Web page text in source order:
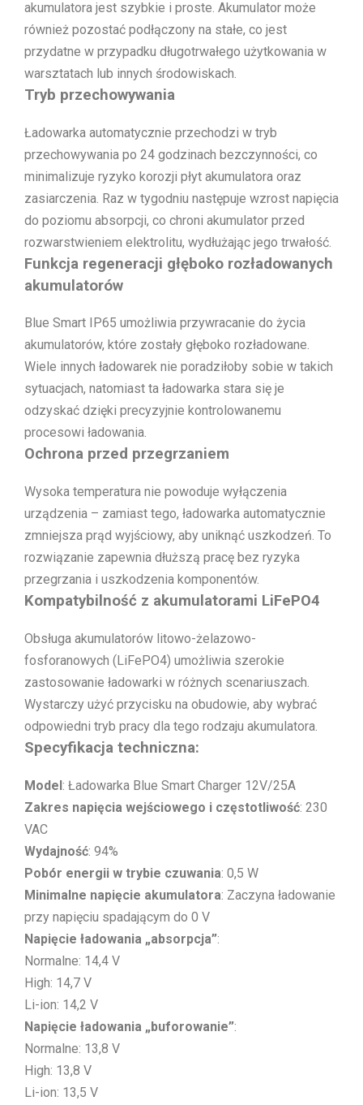
akumulatora jest szybkie i proste. Akumulator może
również pozostać podłączony na stałe, co jest
przydatne w przypadku długotrwałego użytkowania w
warsztatach lub innych środowiskach.
Tryb przechowywania
Ładowarka automatycznie przechodzi w tryb
przechowywania po 24 godzinach bezczynności, co
minimalizuje ryzyko korozji płyt akumulatora oraz
zasiarczenia. Raz w tygodniu następuje wzrost napięcia
do poziomu absorpcji, co chroni akumulator przed
rozwarstwieniem elektrolitu, wydłużając jego trwałość.
Funkcja regeneracji głęboko rozładowanych
akumulatorów
Blue Smart IP65 umożliwia przywracanie do życia
akumulatorów, które zostały głęboko rozładowane.
Wiele innych ładowarek nie poradziłoby sobie w takich
sytuacjach, natomiast ta ładowarka stara się je
odzyskać dzięki precyzyjnie kontrolowanemu
procesowi ładowania.
Ochrona przed przegrzaniem
Wysoka temperatura nie powoduje wyłączenia
urządzenia – zamiast tego, ładowarka automatycznie
zmniejsza prąd wyjściowy, aby uniknąć uszkodzeń. To
rozwiązanie zapewnia dłuższą pracę bez ryzyka
przegrzania i uszkodzenia komponentów.
Kompatybilność z akumulatorami LiFePO4
Obsługa akumulatorów litowo-żelazowo-
fosforanowych (LiFePO4) umożliwia szerokie
zastosowanie ładowarki w różnych scenariuszach.
Wystarczy użyć przycisku na obudowie, aby wybrać
odpowiedni tryb pracy dla tego rodzaju akumulatora.
Specyfikacja techniczna:
Model: Ładowarka Blue Smart Charger 12V/25A
Zakres napięcia wejściowego i częstotliwość: 230
VAC
Wydajność: 94%
Pobór energii w trybie czuwania: 0,5 W
Minimalne napięcie akumulatora: Zaczyna ładowanie
przy napięciu spadającym do 0 V
Napięcie ładowania „absorpcja”:
Normalne: 14,4 V
High: 14,7 V
Li-ion: 14,2 V
Napięcie ładowania „buforowanie”:
Normalne: 13,8 V
High: 13,8 V
Li-ion: 13,5 V